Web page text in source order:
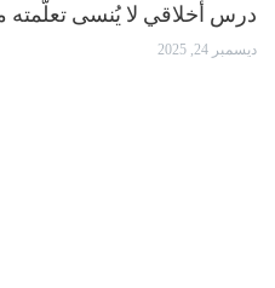
درس أخلاقي لا يُنسى تعلّمته
ديسمبر 24, 2025